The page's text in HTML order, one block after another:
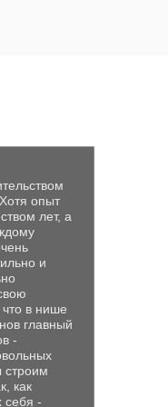
на
опыт
лет, а
и
что в нише
главный
-
строим
как
себя -